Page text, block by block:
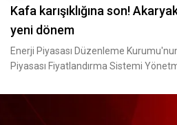
Kafa karışıklığına son!
yeni dönem
Enerji Piyasası Düzenleme
Piyasası Fiyatlandırma Sistemi